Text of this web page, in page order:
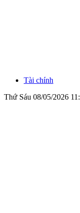
Tài chính
Thứ Sáu 08/05/2026